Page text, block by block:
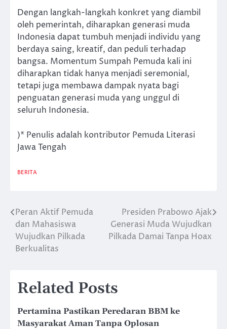
Dengan langkah-langkah konkret yang diambil
oleh pemerintah, diharapkan generasi muda
Indonesia dapat tumbuh menjadi individu yang
berdaya saing, kreatif, dan peduli terhadap
bangsa. Momentum Sumpah Pemuda kali ini
diharapkan tidak hanya menjadi seremonial,
tetapi juga membawa dampak nyata bagi
penguatan generasi muda yang unggul di
seluruh Indonesia.
)* Penulis adalah kontributor Pemuda Literasi
Jawa Tengah
BERITA
Post
navigation
Peran Aktif Pemuda
dan Mahasiswa
Wujudkan Pilkada
Berkualitas
Presiden Prabowo Ajak
Generasi Muda Wujudkan
Pilkada Damai Tanpa Hoax
Related Posts
Pertamina Pastikan Peredaran BBM ke
Masyarakat Aman Tanpa Oplosan